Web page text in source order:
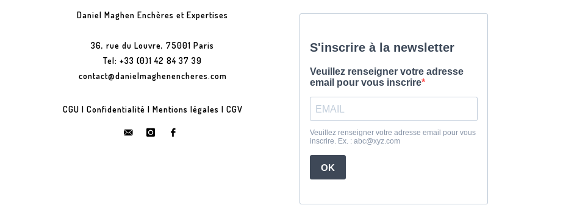
Daniel Maghen Enchères et Expertises
36, rue du Louvre, 75001 Paris
Tel: +33 (0)1 42 84 37 39
contact@danielmaghenencheres.com
CGU | Confidentialité | Mentions légales | CGV